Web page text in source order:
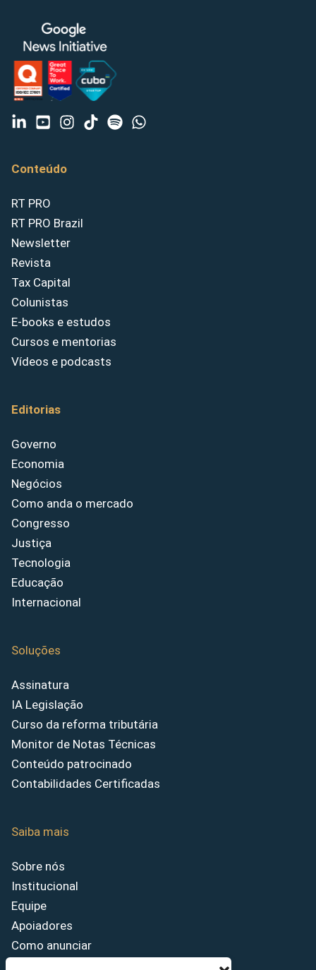
Conteúdo
RT PRO
RT PRO Brazil
Newsletter
Revista
Tax Capital
Colunistas
E-books e estudos
Cursos e mentorias
Vídeos e podcasts
Editorias
Governo
Economia
Negócios
Como anda o mercado
Congresso
Justiça
Tecnologia
Educação
Internacional
Soluções
Assinatura
IA Legislação
Curso da reforma tributária
Monitor de Notas Técnicas
Conteúdo patrocinado
Contabilidades Certificadas
Saiba mais
Sobre nós
Institucional
Equipe
Apoiadores
Como anunciar